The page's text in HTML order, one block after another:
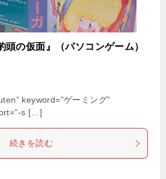
頭の仮面』（パソコンゲーム）
keyword=”ゲーミング”
s […]
続きを読む